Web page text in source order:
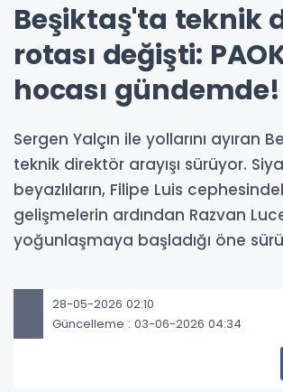
Beşiktaş'ta teknik
rotası değişti:
hocası gündemde!
Sergen Yalçın ile yollarını ayıran
teknik direktör arayışı sürüyor.
beyazlıların, Filipe Luis
gelişmelerin ardından Razvan
yoğunlaşmaya başladığı öne
28-05-2026 02:10
Güncelleme : 03-06-2026 04:34